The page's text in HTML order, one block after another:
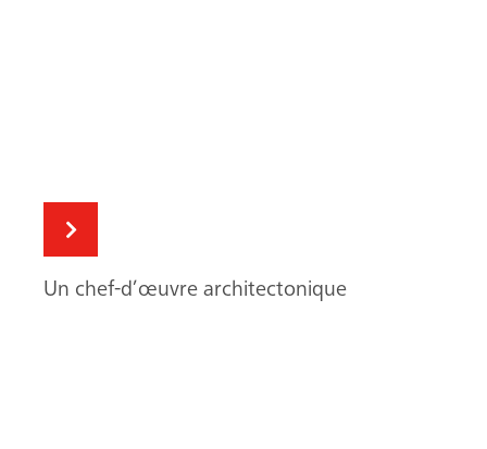
Un chef-d’œuvre architectonique